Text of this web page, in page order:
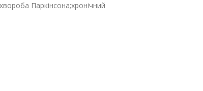
Паркінсона;хронічний